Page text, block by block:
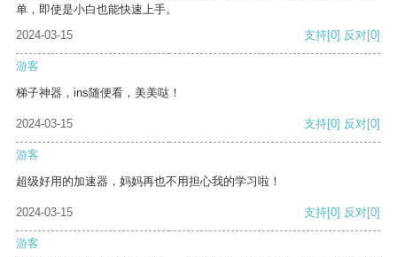
单，即使是小白也能快速上手。
2024-03-15
支持[0] 反对[0]
游客
梯子神器，ins随便看，美美哒！
2024-03-15 支持[0] 反对[0]
游客
超级好用的加速器，妈妈再也不用担心我的学习啦！
2024-03-15 支持[0] 反对[0]
游客